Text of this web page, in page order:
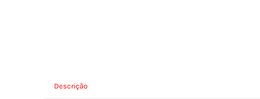
Descrição